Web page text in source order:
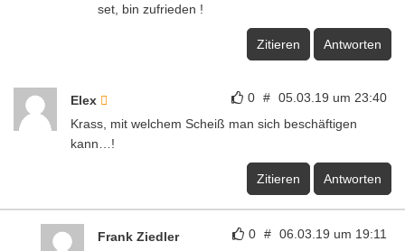
set, bin zufrieden !
Zitieren Antworten
0 # 05.03.19 um 23:40
Elex
Krass, mit welchem Scheiß man sich beschäftigen
kann…!
Zitieren Antworten
0 # 06.03.19 um 19:11
Frank Ziedler